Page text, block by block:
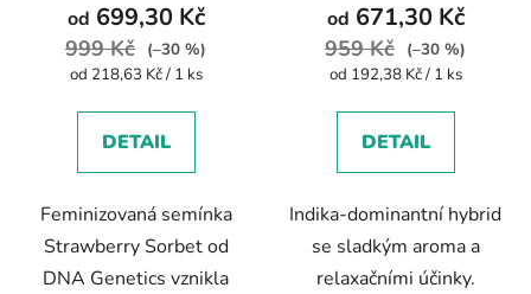
od 699,30 Kč
999 Kč
(–30 %)
Měrná
od 218,63 Kč / 1 ks
DETAIL
Feminizovaná semínka
Strawberry Sorbet od
DNA Genetics vznikla
od 671,30 Kč
959 Kč
(–30 %)
Měrná
od 192,38 Kč / 1 ks
DETAIL
Indika-dominantní hybrid
se sladkým aroma a
relaxačními účinky.